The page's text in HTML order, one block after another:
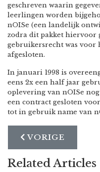
geschreven waarin
leerlingen worden
nOISe (een landelijk
zodra dit pakket hiervoor
gebruikersrecht was voor
afgesloten.
In januari 1998 is
eens 2x een half jaar
oplevering van nOISe
een contract gesloten
tot in gebruik name van
VORIG ARTIKEL:
VORIGE
Related Articles